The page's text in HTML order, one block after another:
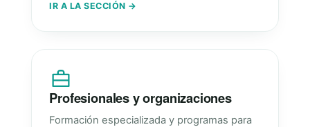
IR A LA SECCIÓN →
Profesionales y organizaciones
Formación especializada y programas para